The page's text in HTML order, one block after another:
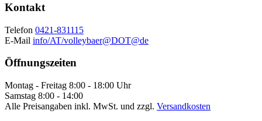
Kontakt
Telefon 0421-831115
E-Mail info/AT/volleybaer@DOT@de
Öffnungszeiten
Montag - Freitag 8:00 - 18:00 Uhr
Samstag 8:00 - 14:00
Alle Preisangaben inkl. MwSt. und zzgl. Versandkosten